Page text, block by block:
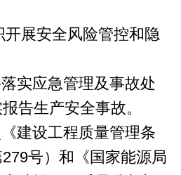
展安全风险管控和隐
应急管理及事故处
告生产安全事故。
设工程质量管理条
号）和《国家能源局